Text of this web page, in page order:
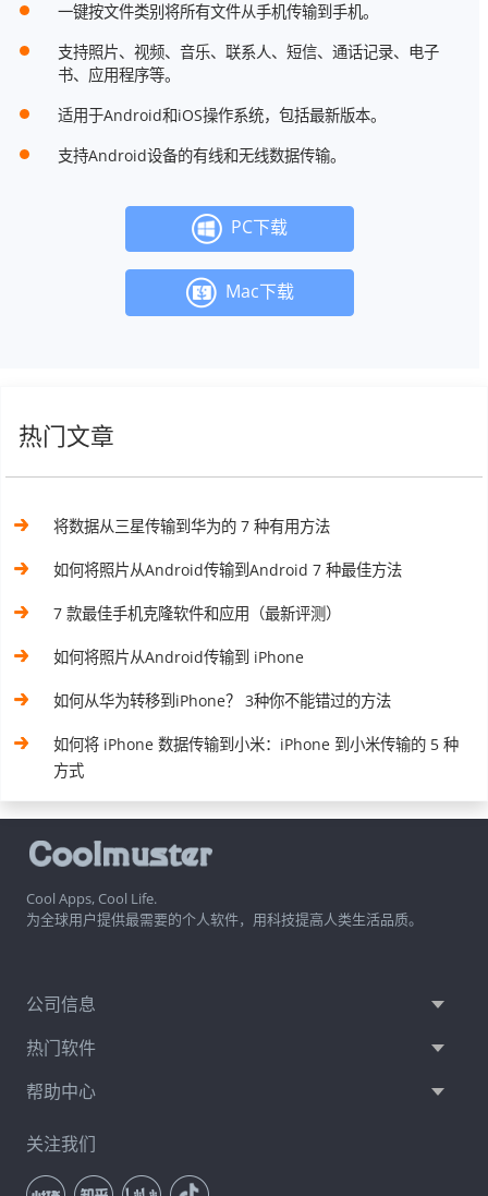
一键按文件类别将所有文件从手机传输到手机。
支持照片、视频、音乐、联系人、短信、通话记录、电子
书、应用程序等。
适用于Android和iOS操作系统，包括最新版本。
支持Android设备的有线和无线数据传输。
PC下载
Mac下载
热门文章
将数据从三星传输到华为的 7 种有用方法
如何将照片从Android传输到Android 7 种最佳方法
7 款最佳手机克隆软件和应用（最新评测）
如何将照片从Android传输到 iPhone
如何从华为转移到iPhone？ 3种你不能错过的方法
如何将 iPhone 数据传输到小米：iPhone 到小米传输的 5 种
方式
Cool Apps, Cool Life.
为全球用户提供最需要的个人软件，用科技提高人类生活品质。
公司信息
热门软件
帮助中心
关注我们